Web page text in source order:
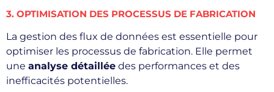
3. OPTIMISATION DES PROCESSUS DE FABRICATION
La gestion des flux de données est essentielle pour
optimiser les processus de fabrication. Elle permet
une analyse détaillée des performances et des
inefficacités potentielles.